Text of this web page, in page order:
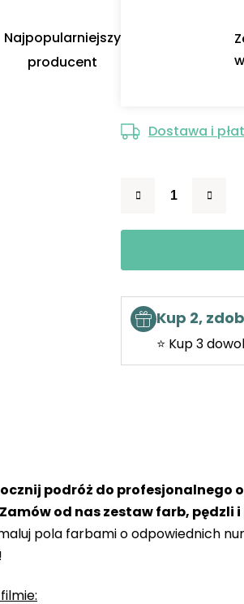
Dostawa i
Kup 2,
⭐ Kup 3
Najpopularniejszy
producent
podróż do profesjonalnego
Zamów od nas zestaw farb, pędzli i
pola farbami o odpowiednich